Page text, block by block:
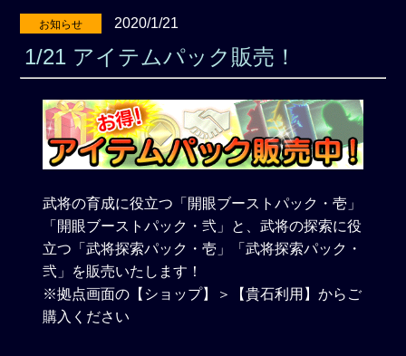
お知らせ 2020/1/21
1/21 アイテムパック販売！
武将の育成に役立つ「開眼ブーストパック・壱」
「開眼ブーストパック・弐」と、武将の探索に役
立つ「武将探索パック・壱」「武将探索パック・
弐」を販売いたします！
※拠点画面の【ショップ】＞【貴石利用】からご
購入ください